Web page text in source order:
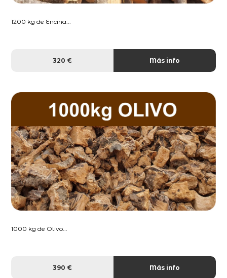
1200 kg de Encina...
320 € Más info
1000 kg de Olivo...
390 € Más info